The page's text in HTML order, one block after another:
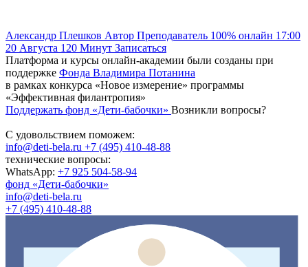
Александр Плешков Автор Преподаватель 100% онлайн 17:00
20 Августа 120 Минут Записаться
Платформа и курсы онлайн-академии были созданы при
поддержке Фонда Владимира Потанина
в рамках конкурса «Новое измерение» программы
«Эффективная филантропия»
Поддержать фонд «Дети-бабочки» Возникли вопросы?
С удовольствием поможем:
info@deti-bela.ru +7 (495) 410-48-88
технические вопросы:
WhatsApp: +7 925 504-58-94
фонд «Дети-бабочки»
info@deti-bela.ru
+7 (495) 410-48-88